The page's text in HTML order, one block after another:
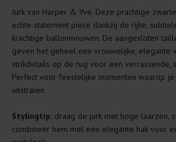
Je wilt natuurlijk lang plezier hebben van
Daarom geven wij een aantal algemene
Lees altijd eerst even het was-etiket.
Was kleding binnenste buiten. Dat
buitenkant.
genoeg.
Was zo koud mogelijk. Op 20 of 30
Jurk van Harper & Yve. Deze prachtige
echte statement piece dankzij de rijke,
krachtige ballonmouwen. De aangesloten
geven het geheel een vrouwelijke, elegante
strikdetails op de rug voor een verrassende,
Perfect voor feestelijke momenten waarop
uitstralen.
Stylingtip: draag de jurk met hoge laarzen,
combineer hem met een elegante hak voor